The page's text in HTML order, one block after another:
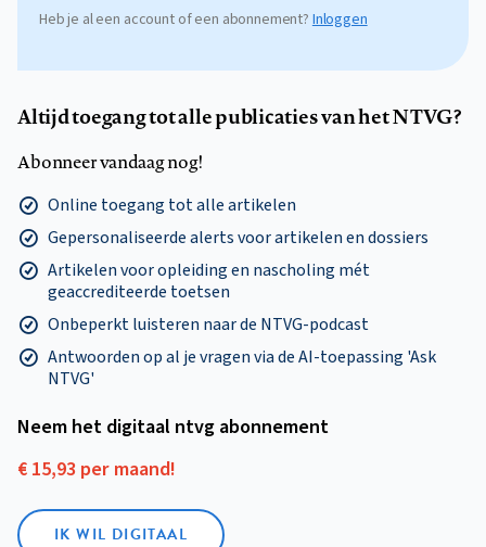
Heb je al een account of een abonnement? Inloggen
Altijd toegang tot alle publicaties van het NTVG?
Abonneer vandaag nog!
Online toegang tot alle artikelen
Gepersonaliseerde alerts voor artikelen en dossiers
Artikelen voor opleiding en nascholing mét
geaccrediteerde toetsen
Onbeperkt luisteren naar de NTVG-podcast
Antwoorden op al je vragen via de AI-toepassing 'Ask
NTVG'
Neem het digitaal ntvg abonnement
€ 15,93 per maand!
IK WIL DIGITAAL